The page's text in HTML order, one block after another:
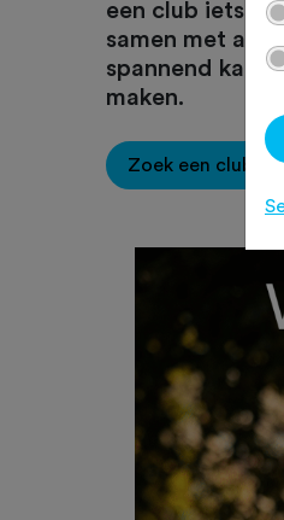
een club iets
samen met
spannend kan
maken.
Zoek een club